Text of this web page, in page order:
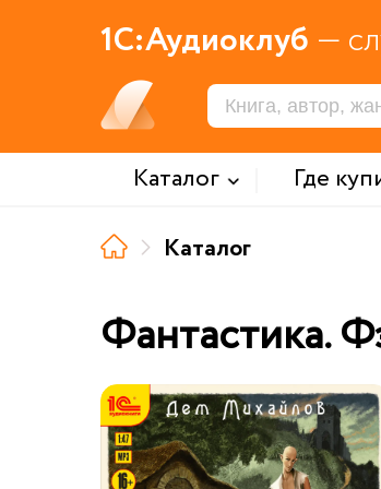
1С:Аудиоклуб —
Каталог Где
Каталог
Фантастика.